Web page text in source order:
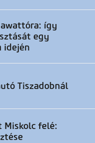
így
egy
idején
Tiszadobnál
Miskolc felé: